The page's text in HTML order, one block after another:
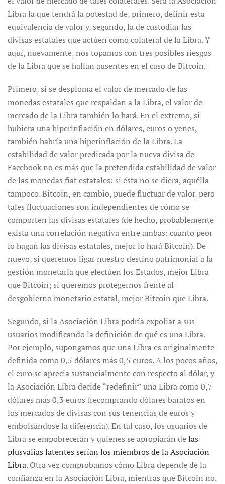
Libra la que tendrá la potestad de, primero, definir esta
equivalencia de valor y, segundo, la de custodiar las
divisas estatales que actúen como colateral de la Libra. Y
aquí, nuevamente, nos topamos con tres posibles riesgos
de la Libra que se hallan ausentes en el caso de Bitcoin.
Primero, si se desploma el valor de mercado de las
monedas estatales que respaldan a la Libra, el valor de
mercado de la Libra también lo hará. En el extremo, si
hubiera una hiperinflación en dólares, euros o yenes,
también habría una hiperinflación de la Libra. La
estabilidad de valor predicada por la nueva divisa de
Facebook no es más que la pretendida estabilidad de valor
de las monedas fiat estatales: si ésta no se diera, aquélla
tampoco. Bitcoin, en cambio, puede fluctuar de valor, pero
tales fluctuaciones son independientes de cómo se
comporten las divisas estatales (de hecho, probablemente
exista una correlación negativa entre ambas: cuanto peor
lo hagan las divisas estatales, mejor lo hará Bitcoin). De
nuevo, si queremos ligar nuestro destino patrimonial a la
gestión monetaria que efectúen los Estados, mejor Libra
que Bitcoin; si queremos protegernos frente al
desgobierno monetario estatal, mejor Bitcoin que Libra.
Segundo, si la Asociación Libra podría expoliar a sus
usuarios modificando la definición de qué es una Libra.
Por ejemplo, supongamos que una Libra es originalmente
definida como 0,5 dólares más 0,5 euros. A los pocos años,
el euro se aprecia sustancialmente con respecto al dólar, y
la Asociación Libra decide “redefinir” una Libra como 0,7
dólares más 0,3 euros (recomprando dólares baratos en
los mercados de divisas con sus tenencias de euros y
embolsándose la diferencia). En tal caso, los usuarios de
Libra se empobrecerán y quienes se apropiarán delas
plusvalías latentes serían los miembros de la Asociación
Libra. Otra vez comprobamos cómo Libra depende de la
confianza en la Asociación Libra, mientras que Bitcoin no.